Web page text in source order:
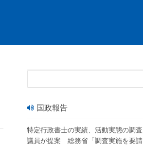
国政報告
特定行政書士の実績、活動実態の調
議員が提案 総務省「調査実施を要請